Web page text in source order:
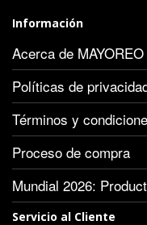
Información
Acerca de
Políticas de
Términos y
Proceso de compra
Mundial 2026:
Servicio al Cliente